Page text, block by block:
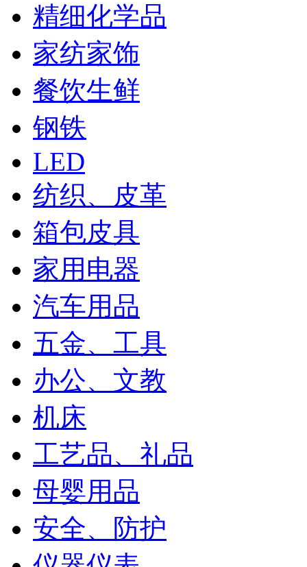
精细化学品
家纺家饰
餐饮生鲜
钢铁
LED
纺织、皮革
箱包皮具
家用电器
汽车用品
五金、工具
办公、文教
机床
工艺品、礼品
母婴用品
安全、防护